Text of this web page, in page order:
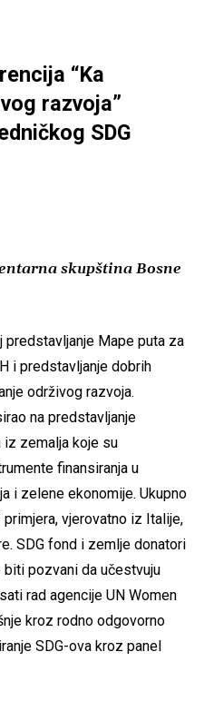
“Ka
razvoja”
SDG
skupština Bosne
predstavljanje Mape puta za
i predstavljanje dobrih
održivog razvoja.
na predstavljanje
zemalja koje su
finansiranja u
i zelene ekonomije. Ukupno
vjerovatno iz Italije,
SDG fond i zemlje donatori
biti pozvani da učestvuju
rad agencije UN Women
kroz rodno odgovorno
SDG-ova kroz panel